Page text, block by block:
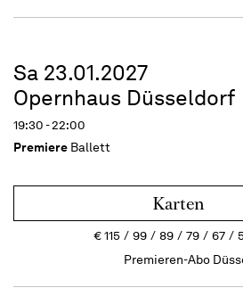
Sa 23.01.2027
Opernhaus Düsseldorf
19:30 - 22:00
Premiere Ballett
Karten
€115 99 89 79 67
Premieren-Abo